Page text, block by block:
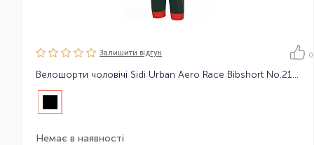
Залишити вiдгук 0
Велошорти чоловічі Sidi Urban Aero Race Bibshort No.2157
Немає в наявності